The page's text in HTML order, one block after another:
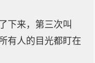
下来，第三次叫
有人的目光都盯在